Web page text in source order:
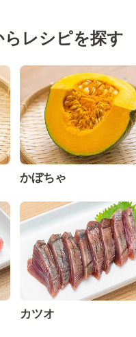
レシピを探す
かぼちゃ
カツオ